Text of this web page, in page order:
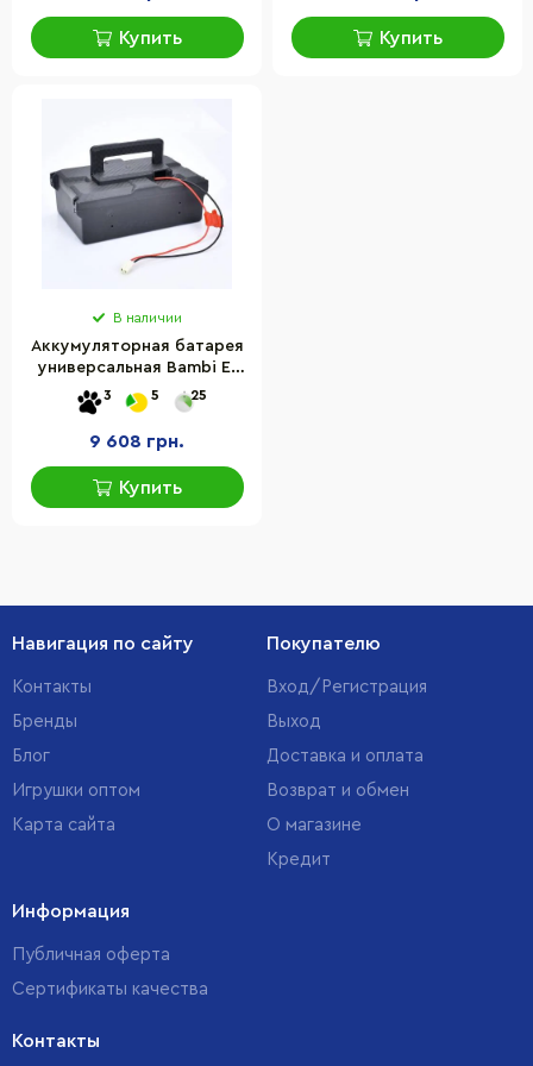
Купить Купить
В наличии
Аккумуляторная батарея
универсальная Bambi E-
XBW-1200-BATTERY-SET
3 5 25
9 608 грн.
Купить
Навигация по сайту
Контакты
Бренды
Блог
Игрушки оптом
Карта сайта
Покупателю
Вход/Регистрация
Выход
Доставка и оплата
Возврат и обмен
О магазине
Кредит
Информация
Публичная оферта
Сертификаты качества
Контакты